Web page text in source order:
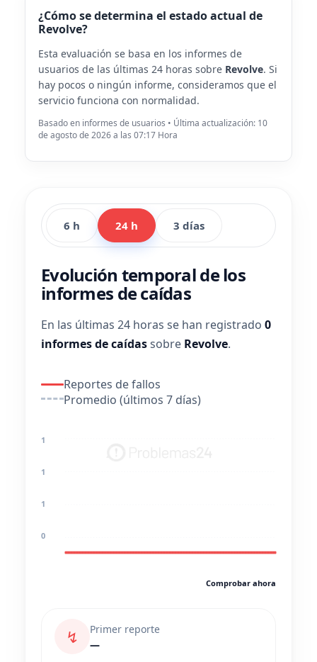
¿Cómo se determina el estado actual de
Revolve?
Esta evaluación se basa en los informes de
usuarios de las últimas 24 horas sobre Revolve. Si
hay pocos o ningún informe, consideramos que el
servicio funciona con normalidad.
Basado en informes de usuarios • Última actualización: 10
de agosto de 2026 a las 07:17 Hora
6 h 24 h 3 días
Evolución temporal de los
informes de caídas
En las últimas 24 horas se han registrado 0
informes de caídassobre Revolve.
Reportes de fallos
Promedio (últimos 7 días)
1
1
1
0
Comprobar ahora
↯
Primer reporte
—